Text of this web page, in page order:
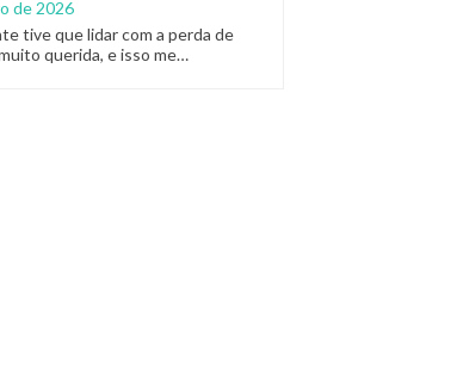
de 2026
tive que lidar com a perda de
querida, e isso me…